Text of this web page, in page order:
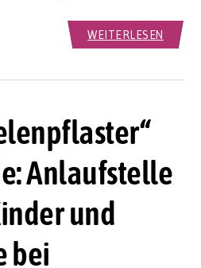
WEITERLESEN
Anlaufstelle
und
bei